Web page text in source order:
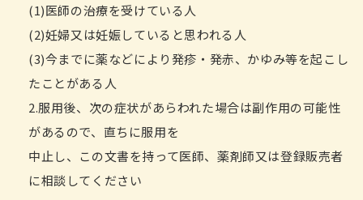
(1)医師の治療を受けている人
(2)妊婦又は妊娠していると思われる人
(3)今までに薬などにより発疹・発赤、かゆみ等を起こし
たことがある人
2.服用後、次の症状があらわれた場合は副作用の可能性
があるので、直ちに服用を
中止し、この文書を持って医師、薬剤師又は登録販売者
に相談してください